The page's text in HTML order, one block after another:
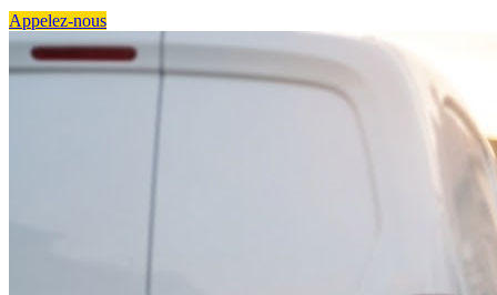
Appelez-nous